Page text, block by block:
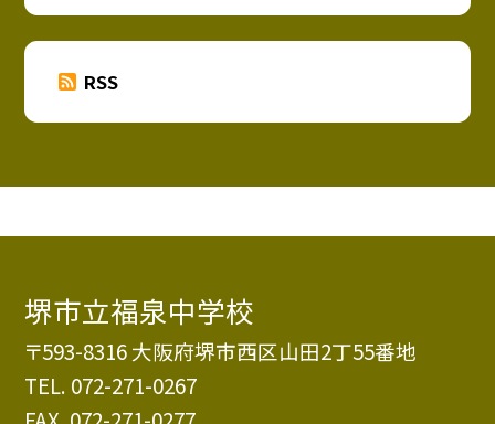
RSS
堺市立福泉中学校
〒593-8316 大阪府堺市西区山田2丁55番地
TEL. 072-271-0267